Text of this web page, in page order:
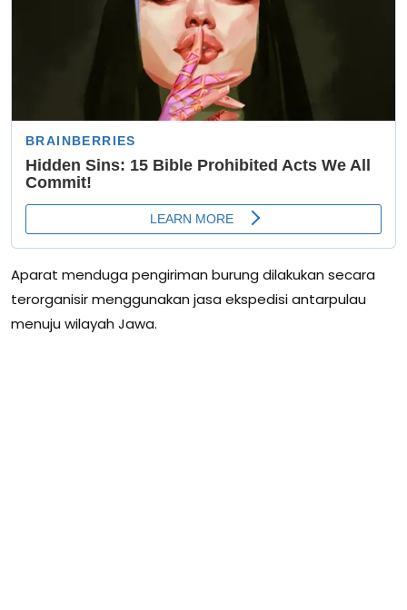
Aparat menduga pengiriman burung dilakukan secara
terorganisir menggunakan jasa ekspedisi antarpulau
menuju wilayah Jawa.